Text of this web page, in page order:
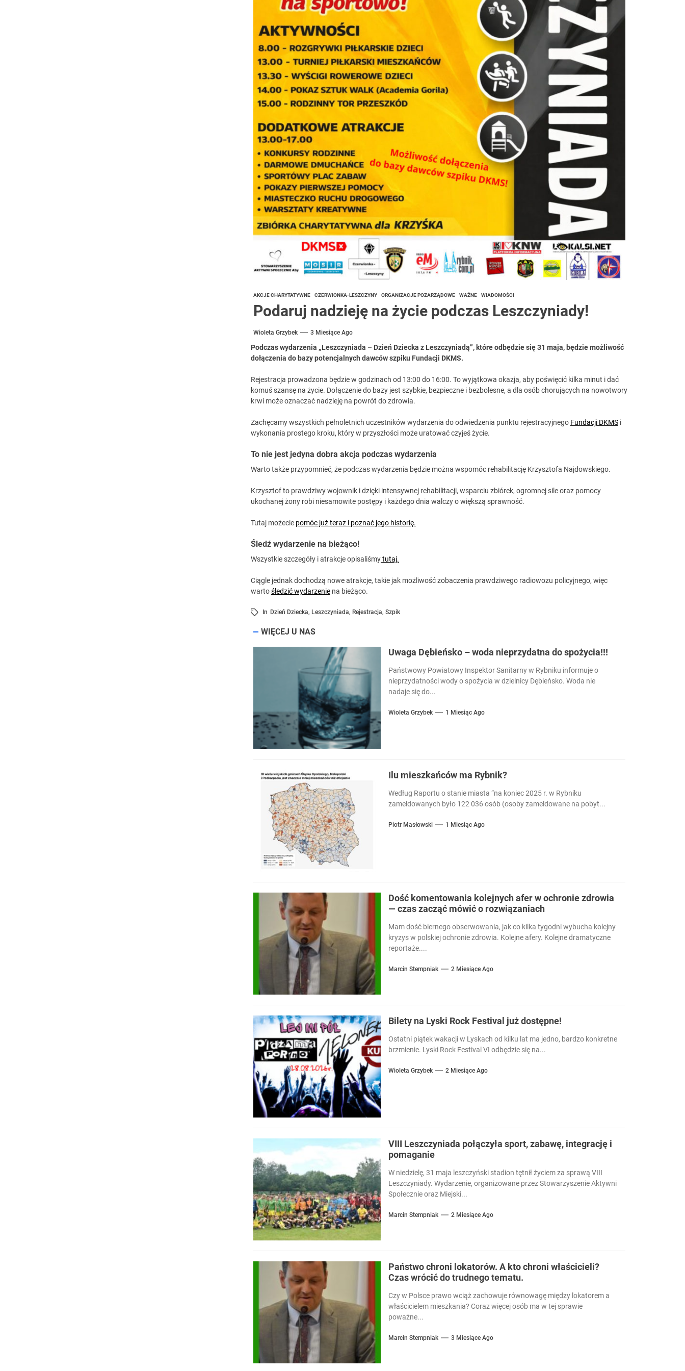
AKCJE CHARYTATYWNE CZERWIONKA-LESZCZYNY ORGANIZACJE POZARZĄDOWE WAŻNE WIADOMOŚCI
Podaruj nadzieję na życie podczas Leszczyniady!
Wioleta Grzybek 3 Miesiące Ago
Podczas wydarzenia „Leszczyniada – Dzień Dziecka z Leszczyniadą”, które odbędzie się 31 maja, będzie możliwość
dołączenia do bazy potencjalnych dawców szpiku Fundacji DKMS.
Rejestracja prowadzona będzie w godzinach od 13:00 do 16:00. To wyjątkowa okazja, aby poświęcić kilka minut i dać
komuś szansę na życie. Dołączenie do bazy jest szybkie, bezpieczne i bezbolesne, a dla osób chorujących na nowotwory
krwi może oznaczać nadzieję na powrót do zdrowia.
Zachęcamy wszystkich pełnoletnich uczestników wydarzenia do odwiedzenia punktu rejestracyjnego Fundacji DKMSi
wykonania prostego kroku, który w przyszłości może uratować czyjeś życie.
To nie jest jedyna dobra akcja podczas wydarzenia
Warto także przypomnieć, że podczas wydarzenia będzie można wspomóc rehabilitację Krzysztofa Najdowskiego.
Krzysztof to prawdziwy wojownik i dzięki intensywnej rehabilitacji, wsparciu zbiórek, ogromnej sile oraz pomocy
ukochanej żony robi niesamowite postępy i każdego dnia walczy o większą sprawność.
Tutaj możecie pomóc już teraz i poznać jego historię.
Śledź wydarzenie na bieżąco!
Wszystkie szczegóły i atrakcje opisaliśmytutaj.
Ciągle jednak dochodzą nowe atrakcje, takie jak możliwość zobaczenia prawdziwego radiowozu policyjnego, więc
wartośledzić wydarzeniena bieżąco.
In Dzień Dziecka, Leszczyniada, Rejestracja, Szpik
WIĘCEJ U NAS
Uwaga Dębieńsko – woda nieprzydatna do spożycia!!!
Państwowy Powiatowy Inspektor Sanitarny w Rybniku informuje o
nieprzydatności wody o spożycia w dzielnicy Dębieńsko. Woda nie
nadaje się do...
Wioleta Grzybek 1 Miesiąc Ago
Ilu mieszkańców ma Rybnik?
Według Raportu o stanie miasta “na koniec 2025 r. w Rybniku
zameldowanych było 122 036 osób (osoby zameldowane na pobyt...
Piotr Masłowski 1 Miesiąc Ago
Dość komentowania kolejnych afer w ochronie zdrowia
— czas zacząć mówić o rozwiązaniach
Mam dość biernego obserwowania, jak co kilka tygodni wybucha kolejny
kryzys w polskiej ochronie zdrowia. Kolejne afery. Kolejne dramatyczne
reportaże....
Marcin Stempniak 2 Miesiące Ago
Bilety na Lyski Rock Festival już dostępne!
Ostatni piątek wakacji w Lyskach od kilku lat ma jedno, bardzo konkretne
brzmienie. Lyski Rock Festival VI odbędzie się na...
Wioleta Grzybek 2 Miesiące Ago
VIII Leszczyniada połączyła sport, zabawę, integrację i
pomaganie
W niedzielę, 31 maja leszczyński stadion tętnił życiem za sprawą VIII
Leszczyniady. Wydarzenie, organizowane przez Stowarzyszenie Aktywni
Społecznie oraz Miejski...
Marcin Stempniak 2 Miesiące Ago
Państwo chroni lokatorów. A kto chroni właścicieli?
Czas wrócić do trudnego tematu.
Czy w Polsce prawo wciąż zachowuje równowagę między lokatorem a
właścicielem mieszkania? Coraz więcej osób ma w tej sprawie
poważne...
Marcin Stempniak 3 Miesiące Ago